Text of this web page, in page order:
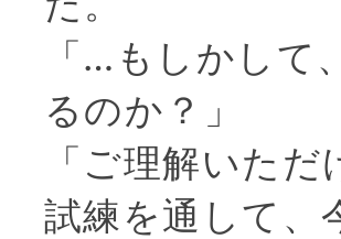
「…もしかして
るのか？」
「ご理解いた
試練を通して、